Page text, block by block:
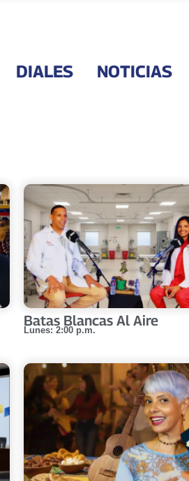
DIALES NOTICIAS
Batas Blancas Al Aire
Lunes: 2:00 p.m.